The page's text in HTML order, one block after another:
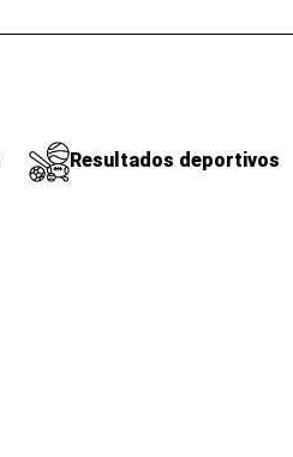
Resultados deportivos